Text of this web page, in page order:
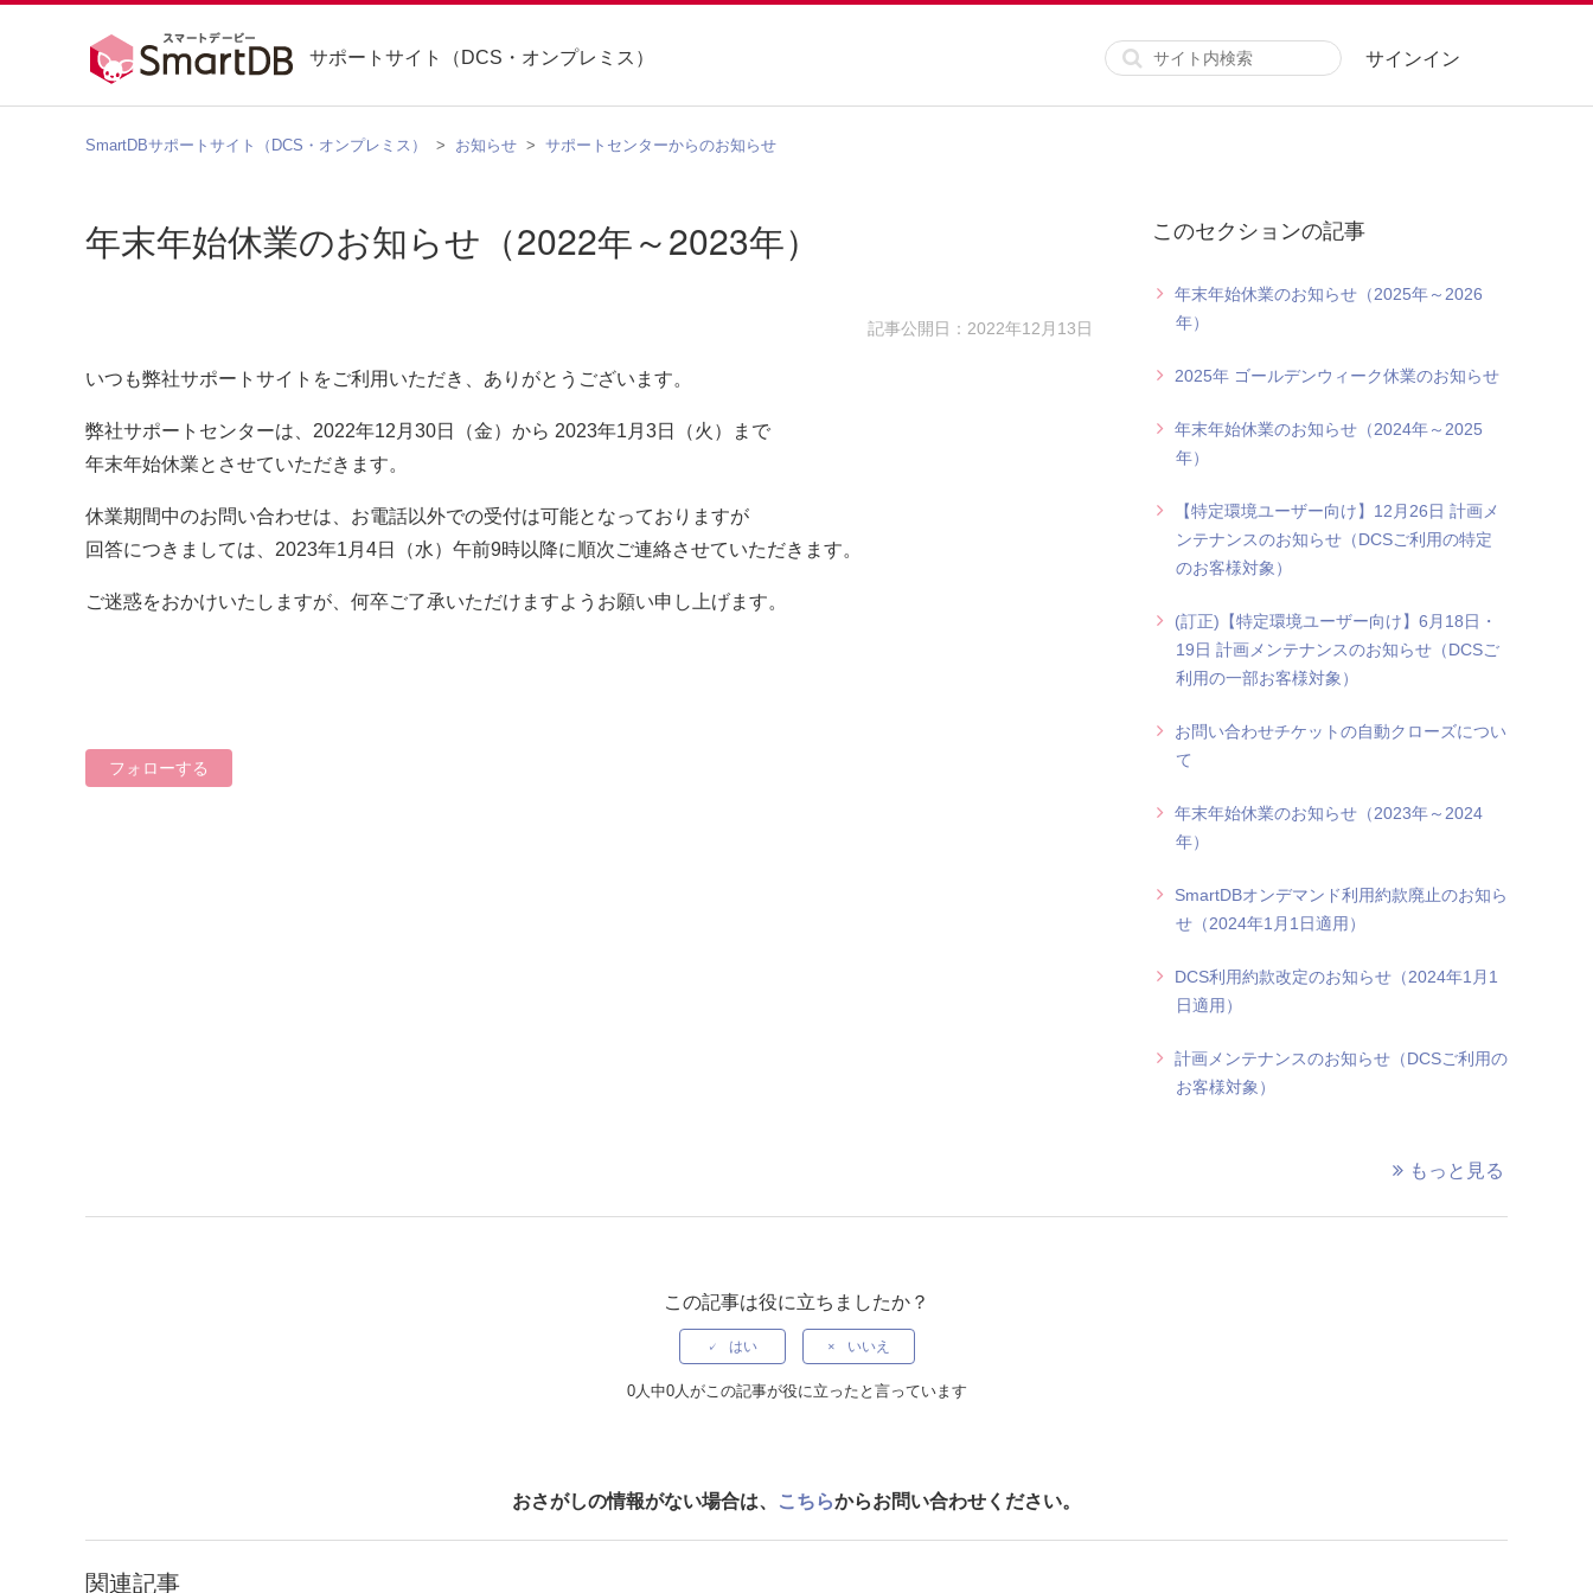
サポートサイト（DCS・オンプレミス） サインイン
SmartDBサポートサイト（DCS・オンプレミス） お知らせ サポートセンターからのお知らせ
年末年始休業のお知らせ（2022年～2023年）
記事公開日：2022年12月13日
いつも弊社サポートサイトをご利用いただき、ありがとうございます。
弊社サポートセンターは、2022年12月30日（金）から 2023年1月3日（火）まで
年末年始休業とさせていただきます。
休業期間中のお問い合わせは、お電話以外での受付は可能となっておりますが
回答につきましては、2023年1月4日（水）午前9時以降に順次ご連絡させていただきます。
ご迷惑をおかけいたしますが、何卒ご了承いただけますようお願い申し上げます。
フォローする
このセクションの記事
年末年始休業のお知らせ（2025年～2026
年）
2025年 ゴールデンウィーク休業のお知らせ
年末年始休業のお知らせ（2024年～2025
年）
【特定環境ユーザー向け】12月26日 計画メ
ンテナンスのお知らせ（DCSご利用の特定
のお客様対象）
(訂正)【特定環境ユーザー向け】6月18日・
19日 計画メンテナンスのお知らせ（DCSご
利用の一部お客様対象）
お問い合わせチケットの自動クローズについ
て
年末年始休業のお知らせ（2023年～2024
年）
SmartDBオンデマンド利用約款廃止のお知ら
せ（2024年1月1日適用）
DCS利用約款改定のお知らせ（2024年1月1
日適用）
計画メンテナンスのお知らせ（DCSご利用の
お客様対象）
もっと見る
この記事は役に立ちましたか？
はい いいえ
0人中0人がこの記事が役に立ったと言っています
おさがしの情報がない場合は、 こちらからお問い合わせください。
関連記事